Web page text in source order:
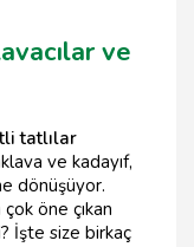
ve
tatlılar
ve kadayıf,
dönüşüyor.
öne çıkan
İşte size birkaç